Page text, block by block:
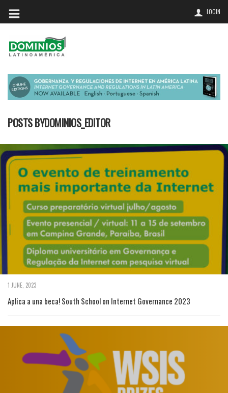
LOGIN
POSTS BYDOMINIOS_EDITOR
1 JUNE, 2023
Aplica a una beca! South School on Internet Governance 2023